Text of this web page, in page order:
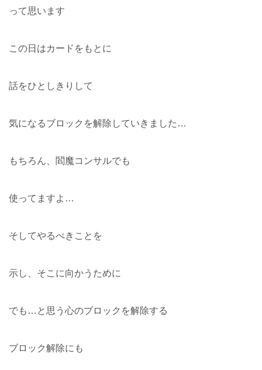
って思います
この日はカードをもとに
話をひとしきりして
気になるブロックを解除していきました…
もちろん、閻魔コンサルでも
使ってますよ…
そしてやるべきことを
示し、そこに向かうために
でも…と思う心のブロックを解除する
ブロック解除にも